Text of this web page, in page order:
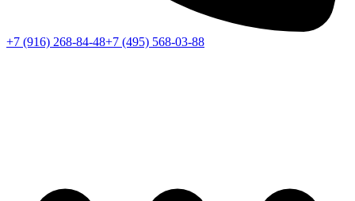
+7 (916) 268-84-48+7 (495) 568-03-88